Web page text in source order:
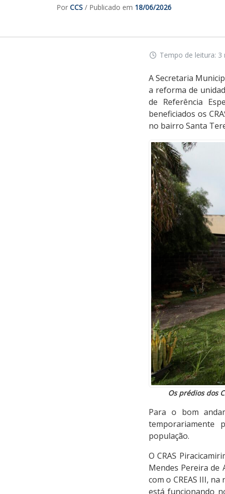
Por CCS / Publicado em 18/06/2026
Tempo de leitura: 3
A Secretaria
a reforma de
de Referência
beneficiados os
no bairro Santa
Os prédios dos
Para o bom
temporariamente
população.
O CRAS
Mendes Pereira de
com o CREAS III,
está funcionando